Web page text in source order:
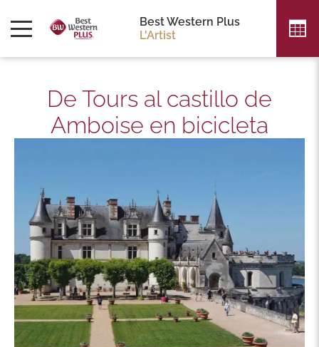
Best Western Plus
L'Artist
De Tours al castillo de
Amboise en bicicleta